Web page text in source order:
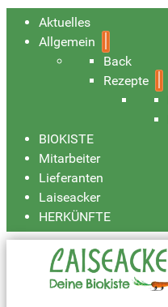
Aktuelles
Allgemein
Back
Rezepte
BIOKISTE
Mitarbeiter
Lieferanten
Laiseacker
HERKÜNFTE